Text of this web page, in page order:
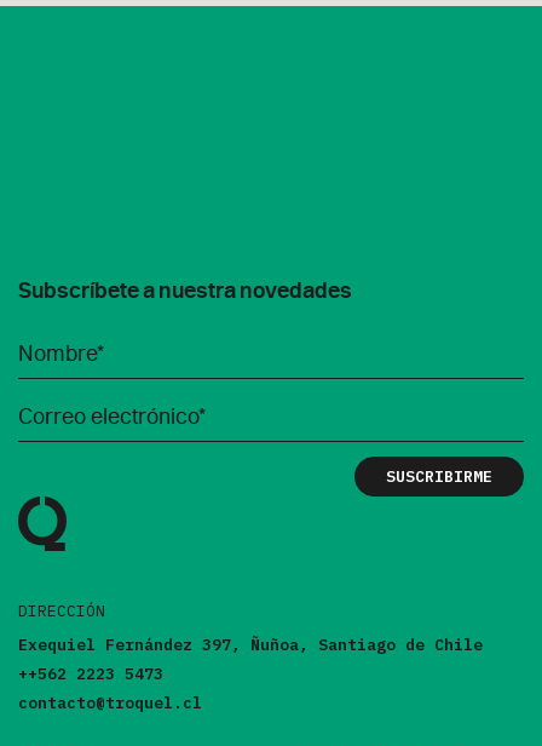
Subscríbete a nuestra novedades
DIRECCIÓN
Exequiel Fernández 397, Ñuñoa, Santiago de Chile
++562 2223 5473
contacto@troquel.cl